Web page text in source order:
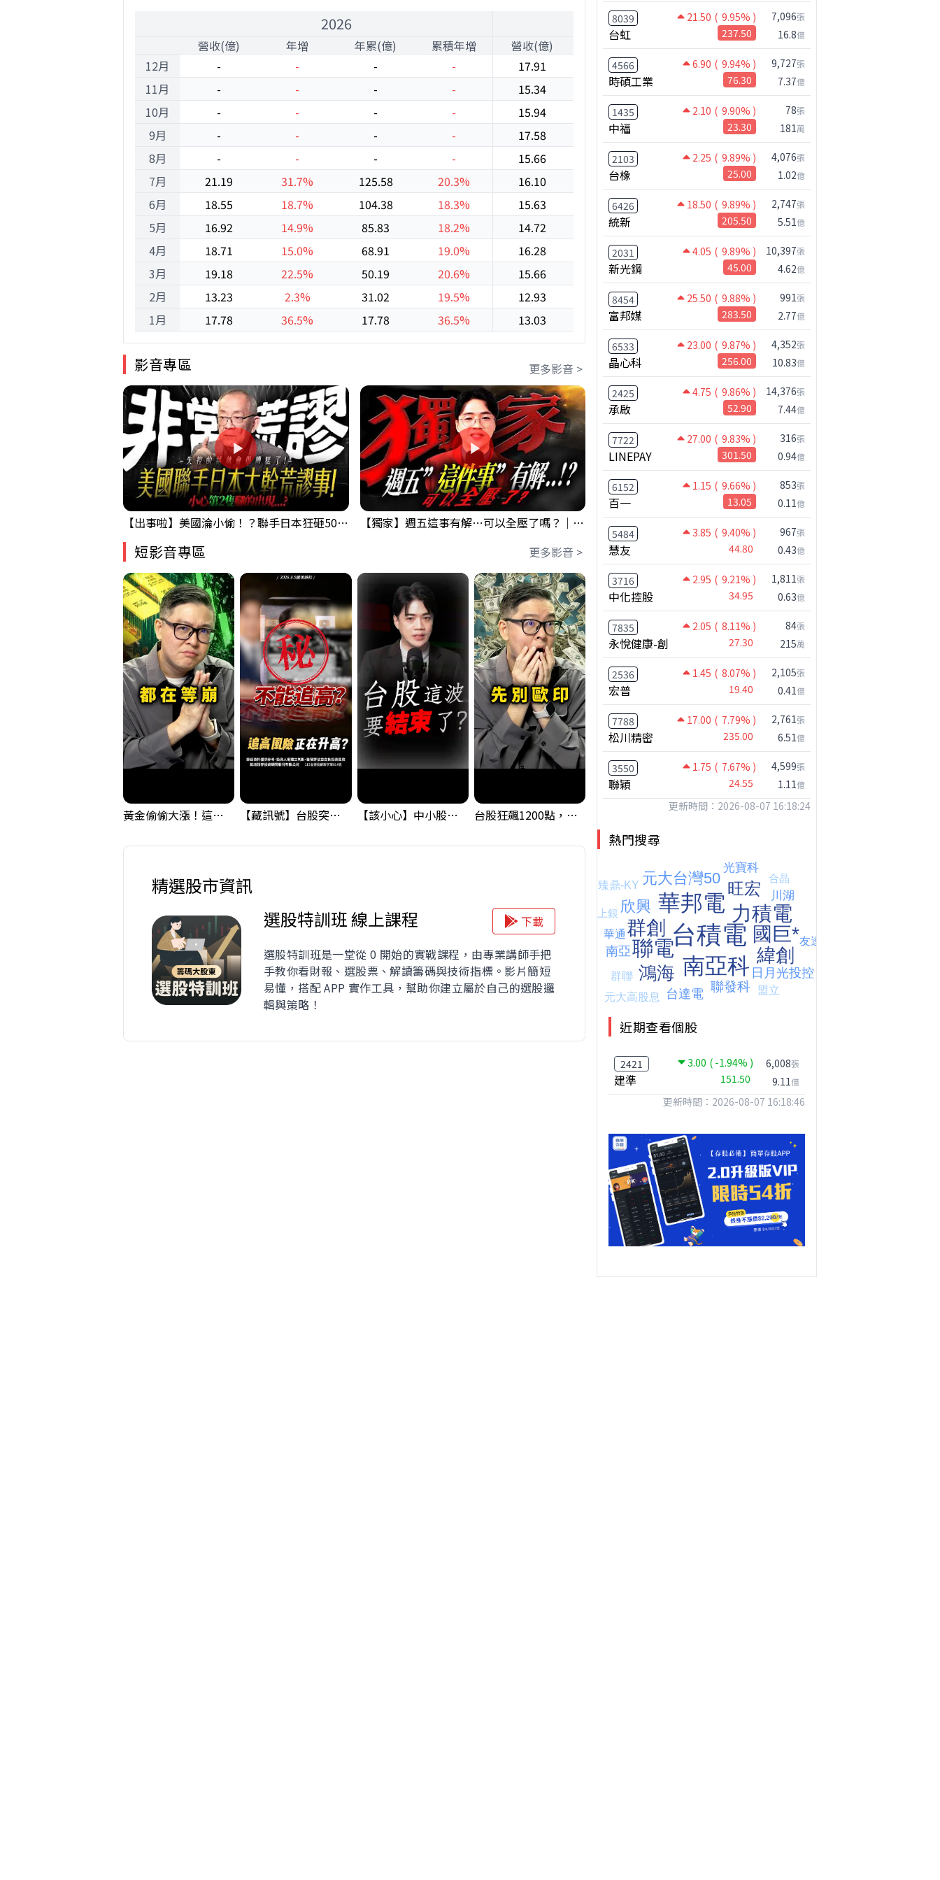
12月
11月
10月
9月
8月
7月
6月
5月
4月
3月
2月
1月
2026
營收(億) 年增 年累(億)
累積年增
-
- -
-
-
- -
-
-
- -
-
-
- -
-
-
- -
-
21.19
31.7% 125.58
20.3%
18.55
18.7% 104.38
18.3%
16.92
14.9% 85.83
18.2%
18.71
15.0% 68.91
19.0%
19.18
22.5% 50.19
20.6%
13.23
2.3% 31.02
19.5%
17.78
36.5% 17.78 36.5%
2025
營收(億) 年增 年累(億)
累積年增
17.91
30.1% 186.78
27.7%
15.34
17.6%
27.5%
15.94
35.6% 153.53
28.6%
17.58
38.0%
27.8%
15.66
15.1% 120.02
26.4%
16.10
15.3%
28.3%
15.63
31.7% 88.25
31.0%
14.72
16.1%
30.9%
16.28
33.3% 57.90
35.2%
15.66
40.7%
36.0%
12.93
78.0% 25.96
33.3%
13.03
6.7% 6.7%
影音專區 更多影音 >
【出事啦】美國淪小偷！？聯手日本狂砸50億幹荒謬事！美元急殺黃金噴發，外資準備血洗台股！？｜ Mr.永年 李｜ 盤後講股 Mr.永年 李 2026 / 08 / 06 【獨家】週五這事有解⋯可以全壓了嗎？｜錢進大趨勢 Mr.智霖 陳 2026/08/06 鴻海七月營收歷史新高!還能追嗎?｜0806 #2317 #2317鴻海 #矽晶圓
短影音專區 更多影音 >
黃金偷偷大漲！這才是決定台股生死的「真風向球」！｜Mr.Jimmy高志銘 #黃金 #美元指數 #聯準會 【藏訊號】台股突破季線，週一我提醒了這個關鍵訊號 【該小心】中小股派對結束 ? 關鍵訊號都指向... 台股狂飆1200點，但還有兩關沒過｜Mr.Jimmy高志銘 #台股 #期貨 #加權指數 【我被黑了?】是真的聽不懂嗎...還是... #股票分析 #因果分析 撐台股的不是投信，是買ETF的你自己｜Mr.Jimmy高志銘 #ETF #投信買超 #台股
精選股市資訊
選股特訓班 線上課程
下載
選股特訓班是一堂從 0 開始的實戰課程，由專業講師手把
手教你看財報、選股票、解讀籌碼與技術指標。影片簡短
易懂，搭配 APP 實作工具，幫助你建立屬於自己的選股邏
輯與策略！
8039 21.50 ( 9.95% )
台虹 237.50
7,096張
16.8億
4566 6.90 ( 9.94% )
時碩工業 76.30
9,727張
7.37億
1435 2.10 ( 9.90% )
中福 23.30
78張
181萬
2103 2.25 ( 9.89% )
台橡 25.00
4,076張
1.02億
6426 18.50 ( 9.89% )
統新 205.50
2,747張
5.51億
2031 4.05 ( 9.89% )
新光鋼 45.00
10,397張
4.62億
8454 25.50 ( 9.88% )
富邦媒 283.50
991張
2.77億
6533 23.00 ( 9.87% )
晶心科 256.00
4,352張
10.83億
2425 4.75 ( 9.86% )
承啟 52.90
14,376張
7.44億
7722 27.00 ( 9.83% )
LINEPAY 301.50
316張
0.94億
6152 1.15 ( 9.66% )
百一 13.05
853張
0.11億
5484 3.85 ( 9.40% )
慧友 44.80
967張
0.43億
3716 2.95 ( 9.21% )
中化控股 34.95
1,811張
0.63億
7835 2.05 ( 8.11% )
永悅健康-創 27.30
84張
215萬
2536 1.45 ( 8.07% )
宏普 19.40
2,105張
0.41億
7788 17.00 ( 7.79% )
松川精密 235.00
2,761張
6.51億
3550 1.75 ( 7.67% )
聯穎 24.55
4,599張
1.11億
更新時間：2026-08-07 16:18:24
熱門搜尋
近期查看個股
2421 3.00 ( -1.94% )
建準 151.50
6,008張
9.11億
更新時間：2026-08-07 16:18:46